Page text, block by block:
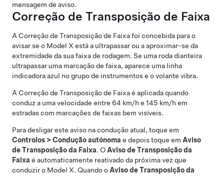
mensagem de aviso.
Correção de Transposição de Faixa
A Correção de Transposição de Faixa foi concebida para o
avisar se o Model X está a ultrapassar ou a aproximar-se da
extremidade da sua faixa de rodagem. Se uma roda dianteira
ultrapassar uma marcação de faixa, aparece uma linha
indicadora azul nogrupo de instrumentose o volante vibra.
A Correção de Transposição de Faixa é aplicada quando
conduz a uma velocidade entre 64 km/h e 145 km/h em
estradas com marcações de faixas bem visíveis.
Para desligar este aviso na condução atual, toque em
Controlos > Condução autónoma e depois toque em Aviso
de Transposição da Faixa. O Aviso de Transposição da
Faixa é automaticamente reativado da próxima vez que
conduzir o Model X. Quando o Aviso de Transposição da